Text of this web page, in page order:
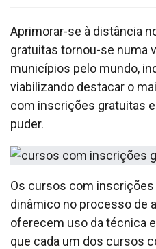
Aprimorar-se à distância
gratuitas tornou-se numa
municípios pelo mundo,
viabilizando destacar o
com inscrições gratuitas
puder.
Os cursos com
dinâmico no processo de
oferecem uso da técnica
que cada um dos cursos